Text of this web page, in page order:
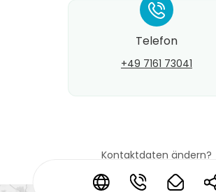
* * * *
*
Telefon
+49 7161 73041
Kontaktdaten ändern?